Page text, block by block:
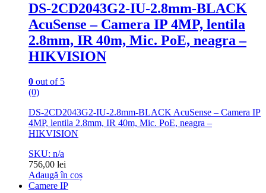
DS-2CD2043G2-IU-2.8mm-BLACK
AcuSense – Camera IP 4MP, lentila
2.8mm, IR 40m, Mic. PoE, neagra –
HIKVISION
0 out of 5
(0)
DS-2CD2043G2-IU-2.8mm-BLACK AcuSense – Camera IP
4MP, lentila 2.8mm, IR 40m, Mic. PoE, neagra –
HIKVISION
SKU: n/a
756,00 lei
Adaugă în coș
Camere IP